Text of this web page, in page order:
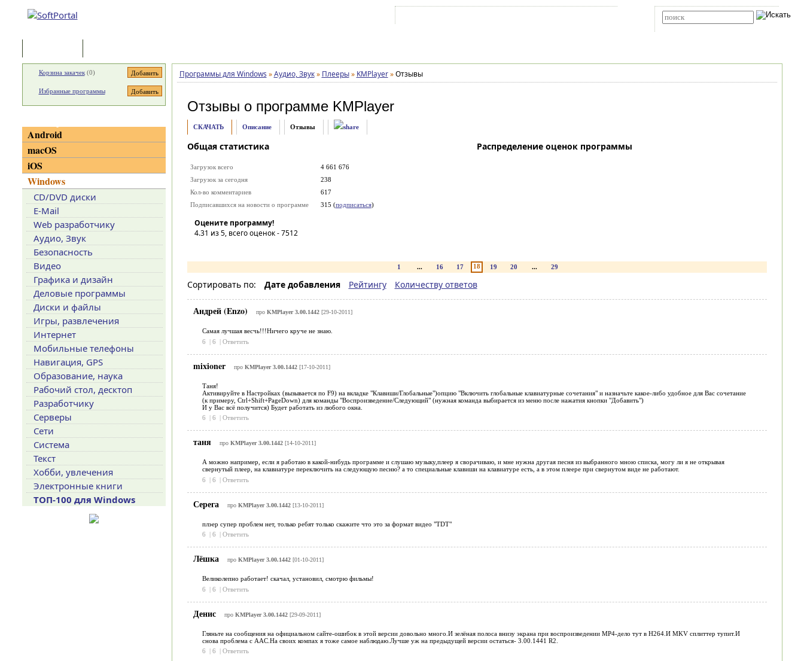
Программы для Windows » Аудио, Звук » Плееры » KMPlayer » Отзывы
Отзывы о программе KMPlayer
СКАЧАТЬ Описание Отзывы
Общая статистика
Загрузок всего
4 661 676
Загрузок за сегодня
238
Кол-во комментариев
617
Подписавшихся на новости о программе
315 (подписаться)
Оцените программу!
4.31 из 5, всего оценок -7512
Распределение оценок программы
1 ... 16 17 18 19 20 ... 29
Сортировать по: Дате добавления Рейтингу Количеству ответов
Андрей (Enzo) про KMPlayer 3.00.1442[29-10-2011]
Самая лучшая весчь!!!Ничего круче не знаю.
6
| 6 | Ответить
mixioner про KMPlayer 3.00.1442[17-10-2011]
Таня!
Активируйте в Настройках (вызывается по F9) на вкладке "Клавиши/Глобальные")опцию "Включить глобальные клавиатурные сочетания" и назначьте какое-либо удобное для Вас сочетание
(к примеру, Ctrl+Shift+PageDown) для команды "Воспроизведение/Следующий" (нужная команда выбирается из меню после нажатия кнопки "Добавить")
И у Вас всё получится) Будет работать из любого окна.
6
| 6 | Ответить
таня про KMPlayer 3.00.1442[14-10-2011]
А можно например, если я работаю в какой-нибудь программе и слушаю музыку,плеер я сворачиваю, и мне нужна другая песня из выбранного мною списка, могу ли я не открывая
свернутый плеер, на клавиатуре переключить на следующую песню? а то специальные клавиши на клавиатуре есть, а в этом плеере при свернутом виде не работают.
6
| 6 | Ответить
Серега про KMPlayer 3.00.1442[13-10-2011]
плэер супер проблем нет, только ребят только скажите что это за формат видео "TDT"
6
| 6 | Ответить
Лёшка про KMPlayer 3.00.1442[01-10-2011]
Великолепно работает! скачал, установил, смотрю фильмы!
6
| 6 | Ответить
Денис про KMPlayer 3.00.1442[29-09-2011]
Гляньте на сообщения на официальном сайте-ошибок в этой версии довольно много.И зелёная полоса внизу экрана при воспроизведении MP4-дело тут в H264.И MKV сплиттер тупит.И
снова проблема с AAC.На своих компах я тоже самое наблюдаю.Лучше уж на предыдущей версии остаться- 3.00.1441 R2.
6
| 6 | Ответить
Корзина закачек(0)
Избранные программы
Android
macOS
iOS
Windows
CD/DVD диски
E-Mail
Web разработчику
Аудио, Звук
Безопасность
Видео
Графика и дизайн
Деловые программы
Диски и файлы
Игры, развлечения
Интернет
Мобильные телефоны
Навигация, GPS
Образование, наука
Рабочий стол, десктоп
Разработчику
Серверы
Сети
Система
Текст
Хобби, увлечения
Электронные книги
ТОП-100 для Windows